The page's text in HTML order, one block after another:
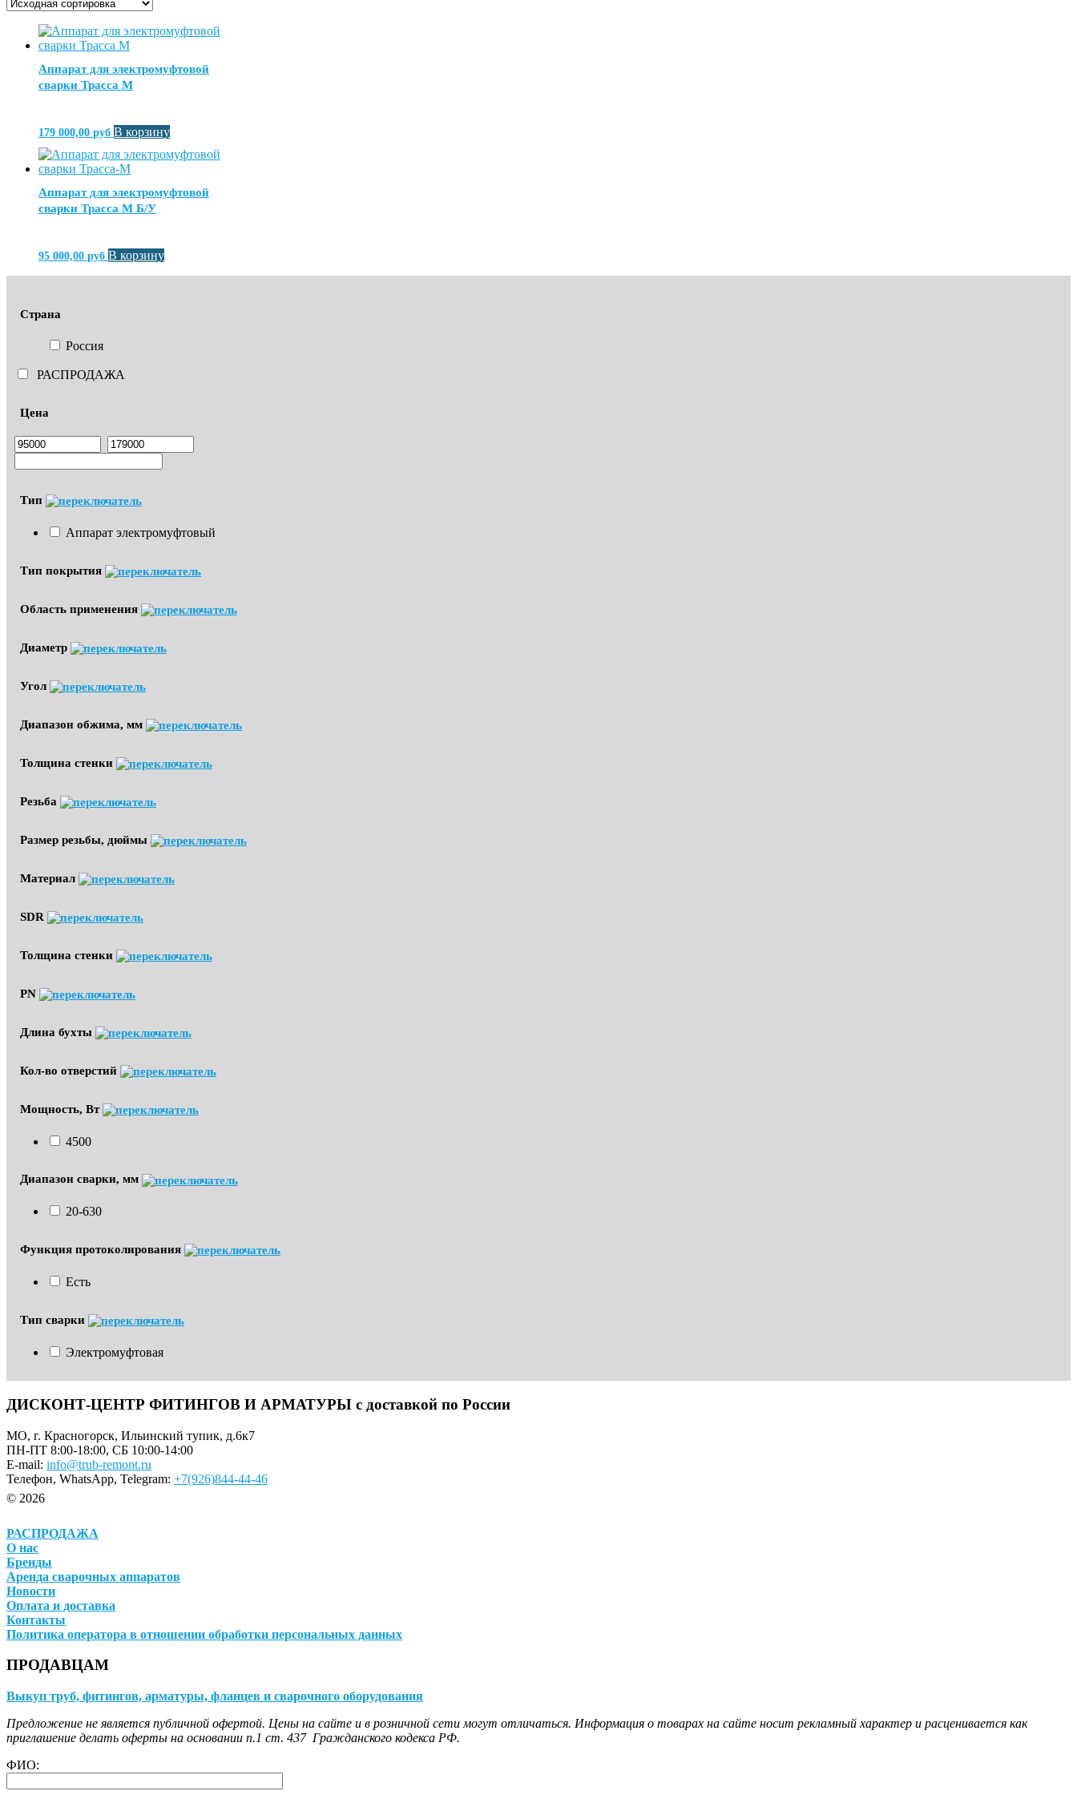
Аппарат для электромуфтовой
сварки Трасса М
179 000,00 руб В корзину
Аппарат для электромуфтовой
сварки Трасса М Б/У
95 000,00 руб В корзину
Страна
Россия
РАСПРОДАЖА
Цена
Тип
Аппарат электромуфтовый
Тип покрытия
Область применения
Диаметр
Угол
Диапазон обжима, мм
Толщина стенки
Резьба
Размер резьбы, дюймы
Материал
SDR
Толщина стенки
PN
Длина бухты
Кол-во отверстий
Мощность, Вт
4500
Диапазон сварки, мм
20-630
Функция протоколирования
Есть
Тип сварки
Электромуфтовая
ДИСКОНТ-ЦЕНТР ФИТИНГОВ И АРМАТУРЫ с доставкой по России
МО, г. Красногорск, Ильинский тупик, д.6к7
ПН-ПТ 8:00-18:00, СБ 10:00-14:00
E-mail: info@trub-remont.ru
Телефон, WhatsApp, Telegram: +7(926)844-44-46
© 2026
РАСПРОДАЖА
О нас
Бренды
Аренда сварочных аппаратов
Новости
Оплата и доставка
Контакты
Политика оператора в отношении обработки персональных данных
ПРОДАВЦАМ
Выкуп труб, фитингов, арматуры, фланцев и сварочного оборудования
Предложение не является публичной офертой. Цены на сайте и в розничной сети могут отличаться. Информация о товарах на сайте носит рекламный характер и расценивается как
приглашение делать оферты на основании п.1 ст. 437 Гражданского кодекса РФ.
ФИО: